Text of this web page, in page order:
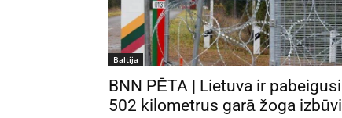
Baltija
BNN PĒTA | Lietuva ir pabeigusi
502 kilometrus garā žoga izbūvi